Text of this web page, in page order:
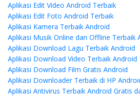
Aplikasi Edit Video Android Terbaik
Aplikasi Edit Foto Android Terbaik
Aplikasi Kamera Terbaik Android
Aplikasi Musik Online dan Offline Terbaik
Aplikasi Download Lagu Terbaik Android
Aplikasi Download Video Terbaik Android
Aplikasi Download Film Gratis Android
Aplikasi Downloader Terbaik di HP
Aplikasi Antivirus Terbaik Android Gratis